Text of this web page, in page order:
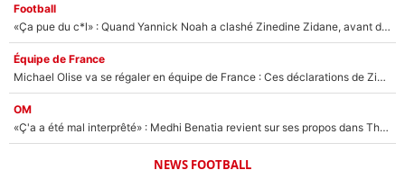
Football
«Ça pue du c*l» : Quand Yannick Noah a clashé Zinedine Zidane, avant de se faire recadrer par le nouveau sélectionneur de l'équipe de France !
Équipe de France
Michael Olise va se régaler en équipe de France : Ces déclarations de Zinedine Zidane qui prouvent qu'il va tout miser sur la star du Bayern Munich !
OM
«Ç'a a été mal interprêté» : Medhi Benatia revient sur ses propos dans The Bridge et précise ses conditions pour rejoindre le PSG !
NEWS FOOTBALL